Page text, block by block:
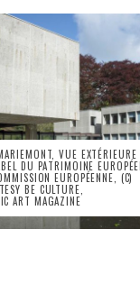
VUE EXTÉRIEURE
DU PATRIMOINE
EUROPÉENNE, (C)
BE CULTURE,
ART MAGAZINE